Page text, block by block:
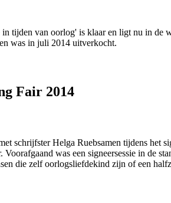
tijden van oorlog' is klaar en ligt nu in de
was in juli 2014 uitverkocht.
Fair 2014
. Voorafgaand was een signeersessie in de
die zelf oorlogsliefdekind zijn of een